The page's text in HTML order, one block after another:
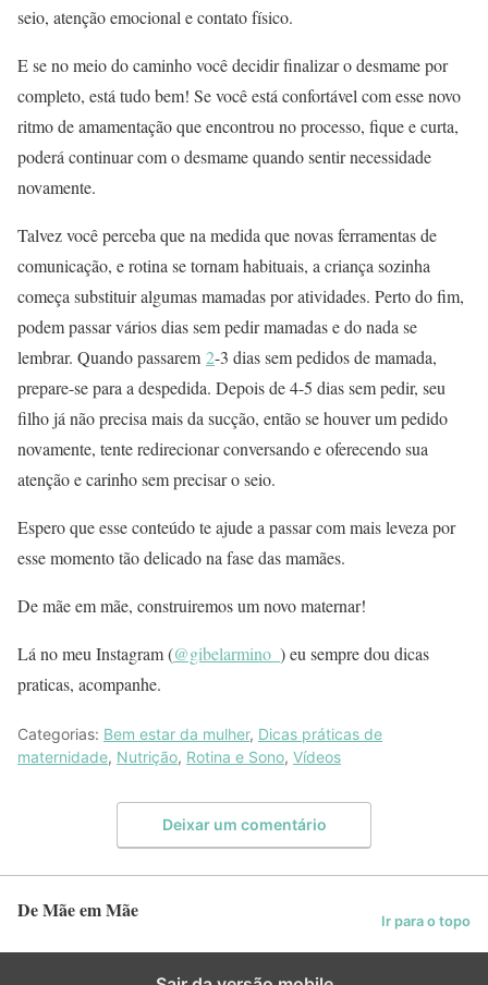
seio, atenção emocional e contato físico.
E se no meio do caminho você decidir finalizar o desmame por
completo, está tudo bem! Se você está confortável com esse novo
ritmo de amamentação que encontrou no processo, fique e curta,
poderá continuar com o desmame quando sentir necessidade
novamente.
Talvez você perceba que na medida que novas ferramentas de
comunicação, e rotina se tornam habituais, a criança sozinha
começa substituir algumas mamadas por atividades. Perto do fim,
podem passar vários dias sem pedir mamadas e do nada se
lembrar. Quando passarem 2-3 dias sem pedidos de mamada,
prepare-se para a despedida. Depois de 4-5 dias sem pedir, seu
filho já não precisa mais da sucção, então se houver um pedido
novamente, tente redirecionar conversando e oferecendo sua
atenção e carinho sem precisar o seio.
Espero que esse conteúdo te ajude a passar com mais leveza por
esse momento tão delicado na fase das mamães.
De mãe em mãe, construiremos um novo maternar!
Lá no meu Instagram (@gibelarmino_ ) eu sempre dou dicas
praticas, acompanhe.
Categorias: Bem estar da mulher, Dicas práticas de
maternidade, Nutrição, Rotina e Sono, Vídeos
Deixar um comentário
De Mãe em Mãe Ir para o topo